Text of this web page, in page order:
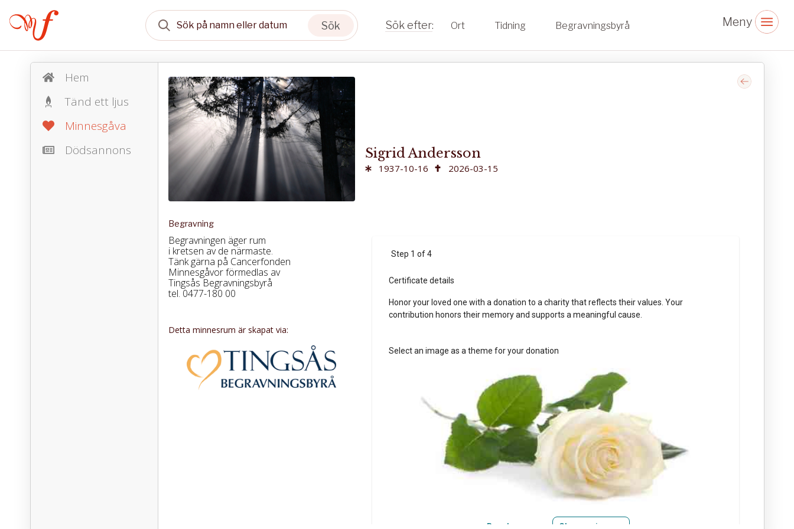
Sök Ort Tidning Begravningsbyrå
Hem
Tänd ett ljus
Minnesgåva
Dödsannons
Begravning
Begravningen äger rum
i kretsen av de närmaste.
Tänk gärna på Cancerfonden
Minnesgåvor förmedlas av
Tingsås Begravningsbyrå
tel. 0477-180 00
Detta minnesrum är skapat via:
Sigrid Andersson
1937-10-16 2026-03-15